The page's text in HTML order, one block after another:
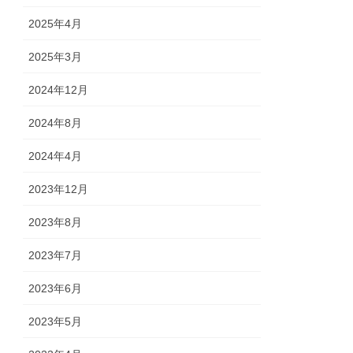
2025年4月
2025年3月
2024年12月
2024年8月
2024年4月
2023年12月
2023年8月
2023年7月
2023年6月
2023年5月